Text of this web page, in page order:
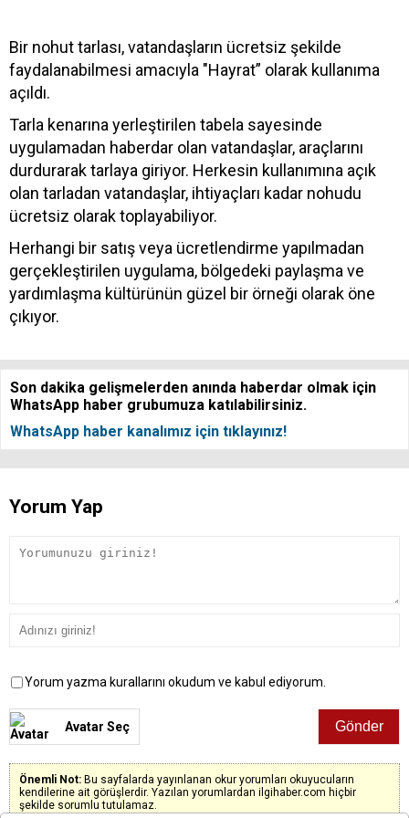
Bir nohut tarlası, vatandaşların ücretsiz şekilde
faydalanabilmesi amacıyla "Hayrat” olarak kullanıma
açıldı.
Tarla kenarına yerleştirilen tabela sayesinde
uygulamadan haberdar olan vatandaşlar, araçlarını
durdurarak tarlaya giriyor. Herkesin kullanımına açık
olan tarladan vatandaşlar, ihtiyaçları kadar nohudu
ücretsiz olarak toplayabiliyor.
Herhangi bir satış veya ücretlendirme yapılmadan
gerçekleştirilen uygulama, bölgedeki paylaşma ve
yardımlaşma kültürünün güzel bir örneği olarak öne
çıkıyor.
Son dakika gelişmelerden anında haberdar olmak için
WhatsApp haber grubumuza katılabilirsiniz.
WhatsApp haber kanalımız için tıklayınız!
Yorum Yap
Yorum yazma kurallarını okudum ve kabul ediyorum.
Avatar Seç
Önemli Not: Bu sayfalarda yayınlanan okur yorumları okuyucuların
kendilerine ait görüşlerdir. Yazılan yorumlardan ilgihaber.com hiçbir
şekilde sorumlu tutulamaz.